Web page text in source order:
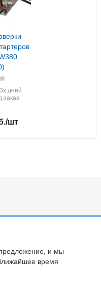
дней
заказ
/шт
и мы
время